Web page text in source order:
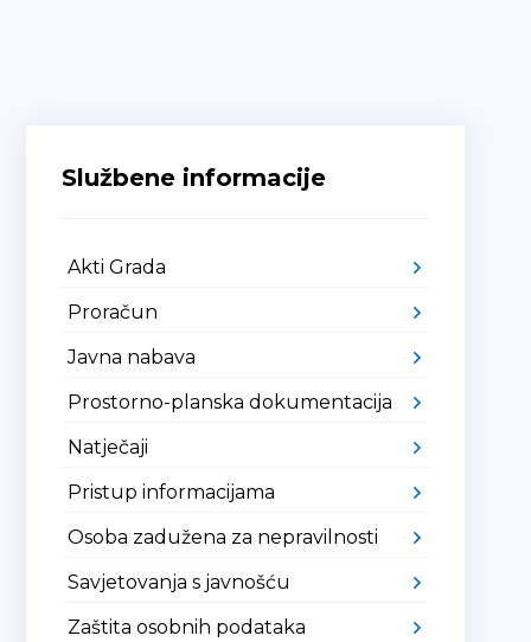
Službene informacije
Akti Grada
Proračun
Javna nabava
Prostorno-planska dokumentacija
Natječaji
Pristup informacijama
Osoba zadužena za nepravilnosti
Savjetovanja s javnošću
Zaštita osobnih podataka